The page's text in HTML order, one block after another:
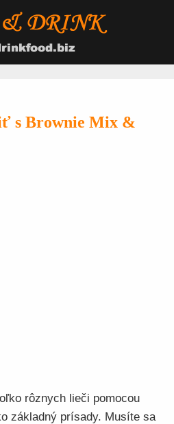
s Brownie Mix &
rôznych lieči pomocou
základný prísady. Musíte sa